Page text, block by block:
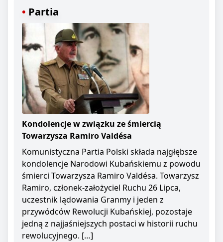
Partia
Kondolencje w związku ze śmiercią
Towarzysza Ramiro Valdésa
Komunistyczna Partia Polski składa najgłębsze
kondolencje Narodowi Kubańskiemu z powodu
śmierci Towarzysza Ramiro Valdésa. Towarzysz
Ramiro, członek-założyciel Ruchu 26 Lipca,
uczestnik lądowania Granmy i jeden z
przywódców Rewolucji Kubańskiej, pozostaje
jedną z najjaśniejszych postaci w historii ruchu
rewolucyjnego. […]